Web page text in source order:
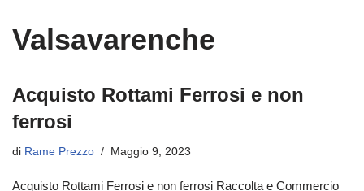
Valsavarenche
Acquisto Rottami Ferrosi e non
ferrosi
di Rame Prezzo Maggio 9, 2023
Acquisto Rottami Ferrosi e non ferrosi Raccolta e Commercio